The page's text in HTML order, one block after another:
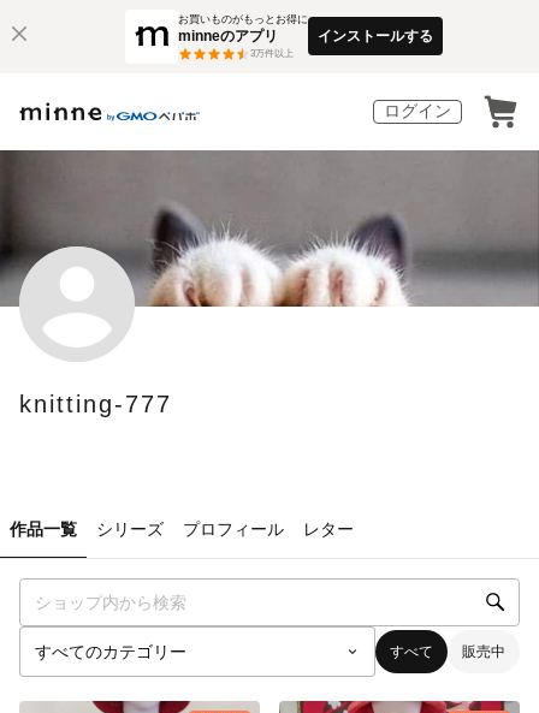
お買いものがもっとお得に
minneのアプリ
3万件以上
インストールする
ログイン
knitting-777
作品一覧 シリーズ プロフィール レター
すべて 販売中